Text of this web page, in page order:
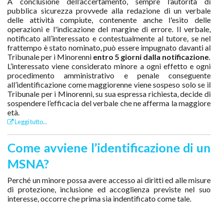
pubblica sicurezza provvede alla redazione di un verbale
delle attività compiute, contenente anche l'esito delle
operazioni e l'indicazione del margine di errore. Il verbale,
notificato all’interessato e contestualmente al tutore, se nel
frattempo è stato nominato, può essere impugnato davanti al
Tribunale per i Minorenni entro 5 giorni dalla notificazione.
L’interessato viene considerato minore a ogni effetto e ogni
procedimento amministrativo e penale conseguente
all’identificazione come maggiorenne viene sospeso solo se il
Tribunale per i Minorenni, su sua espressa richiesta, decide di
sospendere l’efficacia del verbale che ne afferma la maggiore
età.
Leggi tutto...
Come avviene l’identificazione di un
MSNA?
Perché un minore possa avere accesso ai diritti ed alle misure
di protezione, inclusione ed accoglienza previste nel suo
interesse, occorre che prima sia indentificato come tale.